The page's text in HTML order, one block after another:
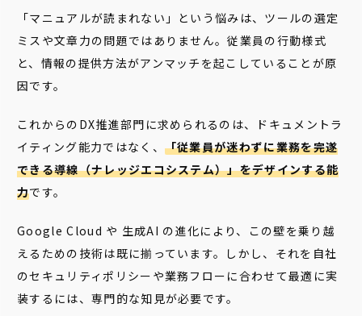
「マニュアルが読まれない」という悩みは、ツールの選定
ミスや文章力の問題ではありません。従業員の行動様式
と、情報の提供方法がアンマッチを起こしていることが原
因です。
これからのDX推進部門に求められるのは、ドキュメントラ
イティング能力ではなく、 「従業員が迷わずに業務を完遂
できる導線（ナレッジエコシステム）」をデザインする能
力です。
Google Cloud や 生成AI の進化により、この壁を乗り越
えるための技術は既に揃っています。しかし、それを自社
のセキュリティポリシーや業務フローに合わせて最適に実
装するには、専門的な知見が必要です。